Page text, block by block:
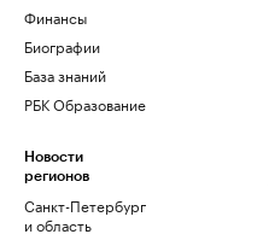
Финансы
Биографии
База знаний
РБК Образование
Новости
регионов
Санкт-Петербург
и область